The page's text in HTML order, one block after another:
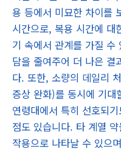
용 등에서 미묘한 차이를
시간으로, 복용 시간에 대
기 속에서 관계를 가질 수
담을 줄여주어 더 나은 결
다. 또한, 소량의 데일리
증상 완화)를 동시에 기대
연령대에서 특히 선호되
점도 있습니다. 타 계열
작용으로 나타날 수 있으